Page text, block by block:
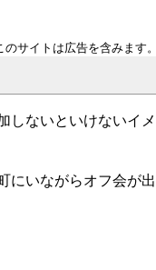
のサイトは広告を含みます。
しないといけないイメ
にいながらオフ会が出